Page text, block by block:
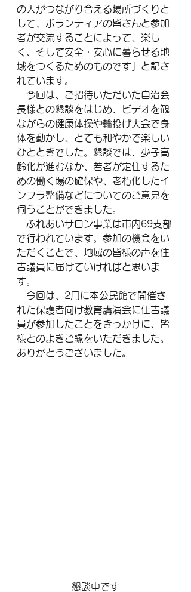
の人がつながり合える場所づくりと
して、ボランティアの皆さんと参加
者が交流することによって、楽し
く、そして安全・安心に暮らせる地
域をつくるためのものです」と記さ
れています。
今回は、ご招待いただいた自治会
長様との懇談をはじめ、ビデオを観
ながらの健康体操や輪投げ大会で身
体を動かし、とても和やかで楽しい
ひとときでした。懇談では、少子高
齢化が進むなか、若者が定住するた
めの働く場の確保や、老朽化したイ
ンフラ整備などについてのご意見を
伺うことができました。
ふれあいサロン事業は市内69支部
で行われています。参加の機会をい
ただくことで、地域の皆様の声を住
吉議員に届けていければと思いま
す。
今回は、2月に本公民館で開催さ
れた保護者向け教育講演会に住吉議
員が参加したことをきっかけに、皆
様とのよきご縁をいただきました。
ありがとうございました。
懇談中です